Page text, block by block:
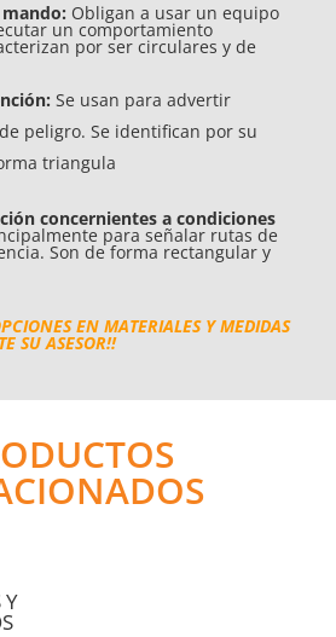
Obligan a usar un equipo
un comportamiento
por ser circulares y de
Se usan para advertir
peligro. Se identifican por su
triangula
concernientes a condiciones
para señalar rutas de
Son de forma rectangular y
EN MATERIALES Y MEDIDAS
SU ASESOR!!
Y